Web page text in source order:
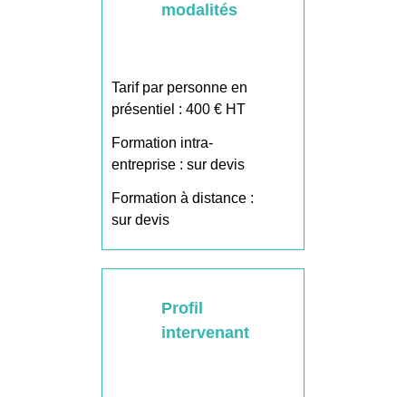
modalités
Tarif par personne en
présentiel : 400 € HT
Formation intra-
entreprise : sur devis
Formation à distance :
sur devis
Profil
intervenant